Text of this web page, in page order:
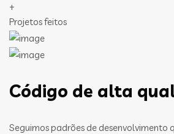
+
Projetos feitos
Código de alta
Seguimos padrões de desenvolvimento